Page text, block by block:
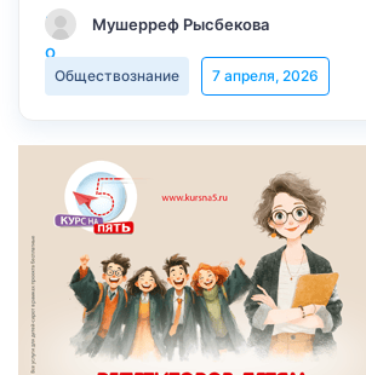
Мушерреф Рысбекова
Обществознание 7 апреля, 2026